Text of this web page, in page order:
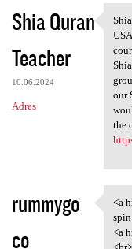
Shia Quran
Teacher
10.06.2024
Adres
our
the
rummygo
co
<a
<a
<a